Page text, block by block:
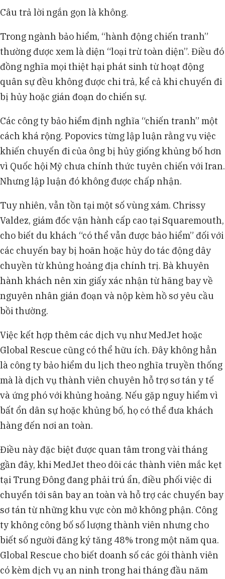
Câu trả lời ngắn gọn là không.
Trong ngành bảo hiểm, “hành động chiến tranh”
thường được xem là diện “loại trừ toàn diện”. Điều đó
đồng nghĩa mọi thiệt hại phát sinh từ hoạt động
quân sự đều không được chi trả, kể cả khi chuyến đi
bị hủy hoặc gián đoạn do chiến sự.
Các công ty bảo hiểm định nghĩa “chiến tranh” một
cách khá rộng. Popovics từng lập luận rằng vụ việc
khiến chuyến đi của ông bị hủy giống khủng bố hơn
vì Quốc hội Mỹ chưa chính thức tuyên chiến với Iran.
Nhưng lập luận đó không được chấp nhận.
Tuy nhiên, vẫn tồn tại một số vùng xám. Chrissy
Valdez, giám đốc vận hành cấp cao tại Squaremouth,
cho biết du khách “có thể vẫn được bảo hiểm” đối với
các chuyến bay bị hoãn hoặc hủy do tác động dây
chuyền từ khủng hoảng địa chính trị. Bà khuyên
hành khách nên xin giấy xác nhận từ hãng bay về
nguyên nhân gián đoạn và nộp kèm hồ sơ yêu cầu
bồi thường.
Việc kết hợp thêm các dịch vụ như MedJet hoặc
Global Rescue cũng có thể hữu ích. Đây không hẳn
là công ty bảo hiểm du lịch theo nghĩa truyền thống
mà là dịch vụ thành viên chuyên hỗ trợ sơ tán y tế
và ứng phó với khủng hoảng. Nếu gặp nguy hiểm vì
bất ổn dân sự hoặc khủng bố, họ có thể đưa khách
hàng đến nơi an toàn.
Điều này đặc biệt được quan tâm trong vài tháng
gần đây, khi MedJet theo dõi các thành viên mắc kẹt
tại Trung Đông đang phải trú ẩn, điều phối việc di
chuyển tới sân bay an toàn và hỗ trợ các chuyến bay
sơ tán từ những khu vực còn mở không phận. Công
ty không công bố số lượng thành viên nhưng cho
biết số người đăng ký tăng 48% trong một năm qua.
Global Rescue cho biết doanh số các gói thành viên
có kèm dịch vụ an ninh trong hai tháng đầu năm